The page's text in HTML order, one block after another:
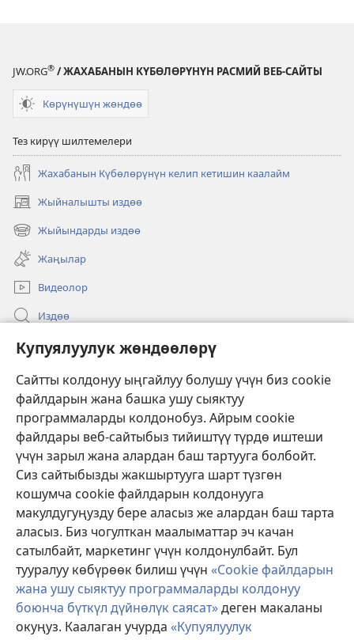
Купуялуулук жөндөөлөрү
Сайтты колдонуу ыңгайлуу болушу үчүн биз cookie
файлдарын жана башка ушу сыяктуу
программаларды колдонобуз. Айрым cookie
файлдары веб-сайтыбыз тийиштүү түрдө иштеши
үчүн зарыл жана алардан баш тартууга болбойт.
Сиз сайтыбызды жакшыртууга шарт түзгөн
кошумча cookie файлдарын колдонууга
макулдугуңузду бере аласыз же алардан баш тарта
аласыз. Биз чогулткан маалыматтар эч качан
сатылбайт, маркетинг үчүн колдонулбайт. Бул
тууралуу көбүрөөк билиш үчүн «Cookie файлдарын
жана ушу сыяктуу программаларды колдонуу
боюнча бүткүл дүйнөлүк саясат»деген макаланы
окуңуз. Каалаган учурда «Купуялуулук
JW.ORG® / ЖАХАБАНЫН КҮБӨЛӨРҮНҮН РАСМИЙ ВЕБ-САЙТЫ
Көрүнүшүн жөндөө
Тез кирүү шилтемелери
Жахабанын Күбөлөрүнүн келип кетишин каалайм
Жыйналышты издөө
(жаңы
терезе
ачат)
Жыйындарды издөө
(жаңы
терезе
ачат)
Жаңылар
Видеолор
Издөө
Бийлик өкүлдөрү үчүн маалымат
(жаңы
терезе
ачат)
ОНЛАЙН КИТЕПКАНА
(жаңы
терезе
ачат) JW Hub
(жаңы
терезе
ачат) JW Library
Watchtower Library